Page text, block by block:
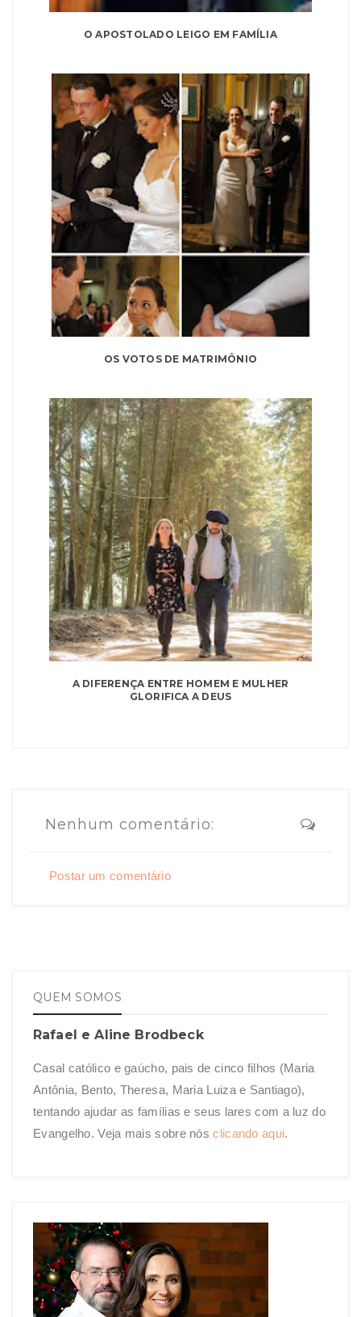
O APOSTOLADO LEIGO EM FAMÍLIA
OS VOTOS DE MATRIMÔNIO
A DIFERENÇA ENTRE HOMEM E MULHER
GLORIFICA A DEUS
Nenhum comentário:
Postar um comentário
QUEM SOMOS
Rafael e Aline Brodbeck
Casal católico e gaúcho, pais de cinco filhos (Maria
Antônia, Bento, Theresa, Maria Luiza e Santiago),
tentando ajudar as famílias e seus lares com a luz do
Evangelho. Veja mais sobre nósclicando aqui.